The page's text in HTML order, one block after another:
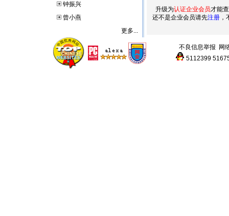
钟振兴
曾小燕
更多...
升级为认证企业会员才能
还不是企业会员请先注册
不良信息举报 网
5112399